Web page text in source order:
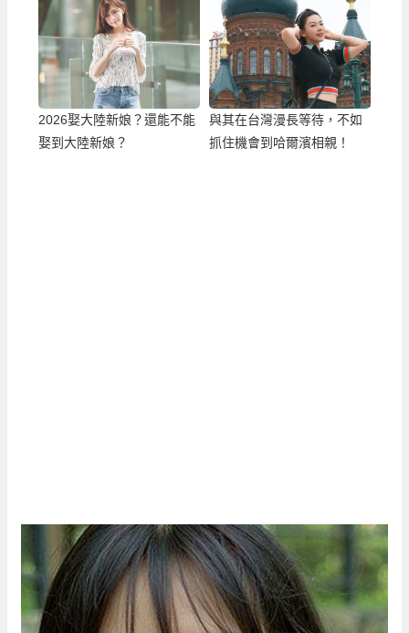
2026娶大陸新娘？還能不能
娶到大陸新娘？
與其在台灣漫長等待，不如
抓住機會到哈爾濱相親！